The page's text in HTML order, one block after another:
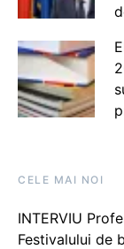
CELE MAI NOI
INTERVIU
Festivalului de